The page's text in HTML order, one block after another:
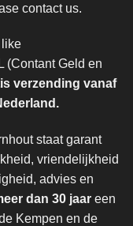
contact us.
like
(Contant Geld en
verzending vanaf
staat garant
vriendelijkheid
advies en
dan 30 jaar een
Kempen en de